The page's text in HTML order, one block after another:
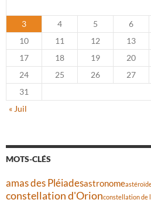
3
4 5 6
10
11 12 13
17
18 19 20
24
25 26 27
31
« Juil
MOTS-CLÉS
amas des Pléiadesastronome
constellation d'Orionconstellation de